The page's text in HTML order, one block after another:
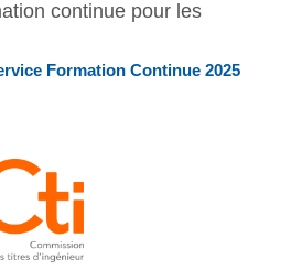
continue pour les
Formation Continue 2025